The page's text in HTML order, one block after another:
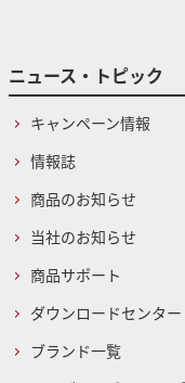
ニュース・トピック
キャンペーン情報
情報誌
商品のお知らせ
当社のお知らせ
商品サポート
ダウンロードセンター
ブランド一覧